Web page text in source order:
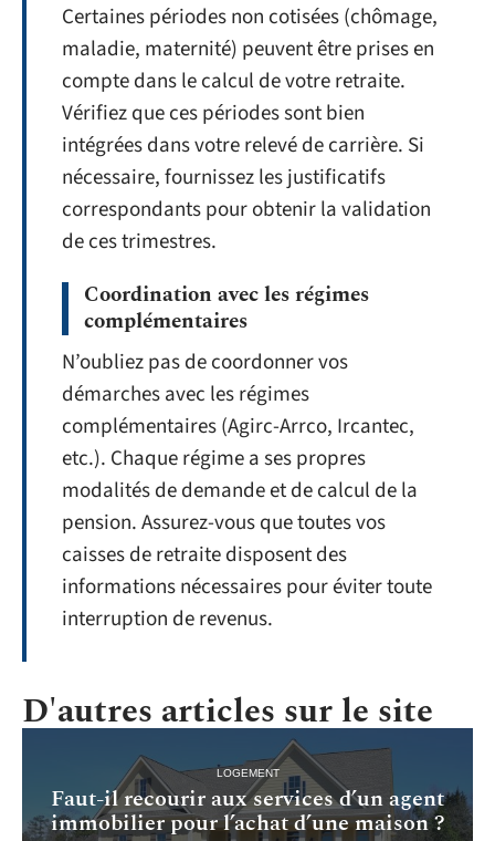
Certaines périodes non cotisées (chômage,
maladie, maternité) peuvent être prises en
compte dans le calcul de votre retraite.
Vérifiez que ces périodes sont bien
intégrées dans votre relevé de carrière. Si
nécessaire, fournissez les justificatifs
correspondants pour obtenir la validation
de ces trimestres.
Coordination avec les régimes
complémentaires
N’oubliez pas de coordonner vos
démarches avec les régimes
complémentaires (Agirc-Arrco, Ircantec,
etc.). Chaque régime a ses propres
modalités de demande et de calcul de la
pension. Assurez-vous que toutes vos
caisses de retraite disposent des
informations nécessaires pour éviter toute
interruption de revenus.
D'autres articles sur le site
LOGEMENT
Faut-il recourir aux services d’un agent
immobilier pour l’achat d’une maison ?